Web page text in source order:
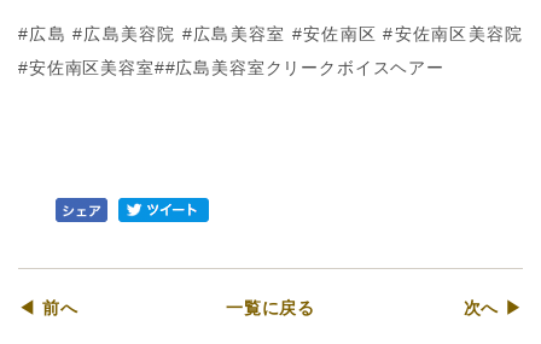
#広島 #広島美容院 #広島美容室 #安佐南区 #安佐南区美容院
#安佐南区美容室##広島美容室クリークボイスヘアー
◀ 前へ 一覧に戻る 次へ ▶